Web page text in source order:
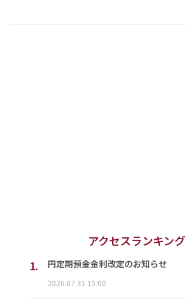
アクセスランキング
1.
円定期預金金利改定のお知らせ
2026.07.31 15:00